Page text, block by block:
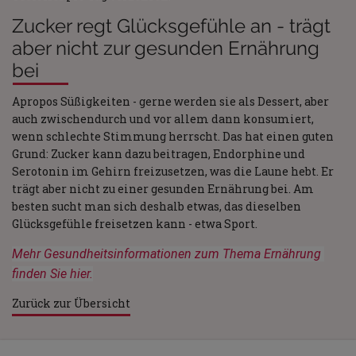
Zurück zur Übersicht
Zucker regt Glücksgefühle an - trägt
aber nicht zur gesunden Ernährung
bei
Apropos Süßigkeiten - gerne werden sie als Dessert, aber
auch zwischendurch und vor allem dann konsumiert,
wenn schlechte Stimmung herrscht. Das hat einen guten
Grund: Zucker kann dazu beitragen, Endorphine und
Serotonin im Gehirn freizusetzen, was die Laune hebt. Er
trägt aber nicht zu einer gesunden Ernährung bei. Am
besten sucht man sich deshalb etwas, das dieselben
Glücksgefühle freisetzen kann - etwa Sport.
Mehr Gesundheitsinformationen zum Thema Ernährung
finden Sie hier.